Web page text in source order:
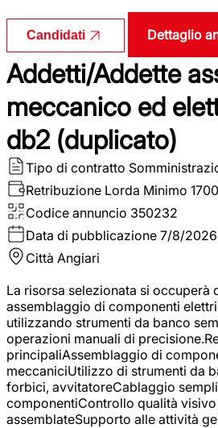
Candidati Dettaglio
Addetti/Addette
meccanico ed
db2 (duplicato)
Tipo di contratto
Retribuzione Lorda Minimo
Codice annuncio 350232
Data di pubblicazione 7/8/2026
Città Angiari
La risorsa selezionata si occuperà
assemblaggio di componenti
utilizzando strumenti da banco
operazioni manuali di
principaliAssemblaggio di
meccaniciUtilizzo di strumenti da
forbici, avvitatoreCablaggio
componentiControllo qualità
assemblateSupporto alle attività